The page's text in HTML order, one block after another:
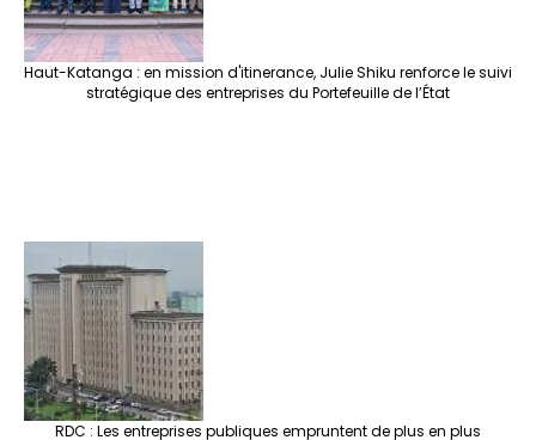
Haut-Katanga : en mission d'itinerance, Julie Shiku renforce le suivi
stratégique des entreprises du Portefeuille de l’État
RDC : Les entreprises publiques empruntent de plus en plus